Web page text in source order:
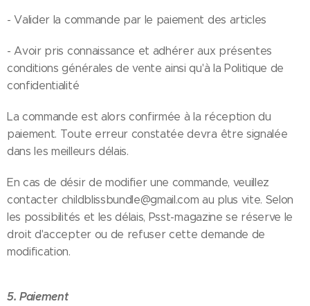
- Valider la commande par le paiement des articles
- Avoir pris connaissance et adhérer aux présentes
conditions générales de vente ainsi qu'à la Politique de
confidentialité
La commande est alors confirmée à la réception du
paiement. Toute erreur constatée devra être signalée
dans les meilleurs délais.
En cas de désir de modifier une commande, veuillez
contacter childblissbundle@gmail.com au plus vite. Selon
les possibilités et les délais, Psst-magazine se réserve le
droit d'accepter ou de refuser cette demande de
modification.
5. Paiement